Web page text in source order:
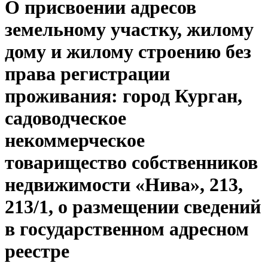
О присвоении адресов
земельному участку, жилому
дому и жилому строению без
права регистрации
проживания: город Курган,
садоводческое
некоммерческое
товарищество собственников
недвижимости «Нива», 213,
213/1, о размещении сведений
в государственном адресном
реестре